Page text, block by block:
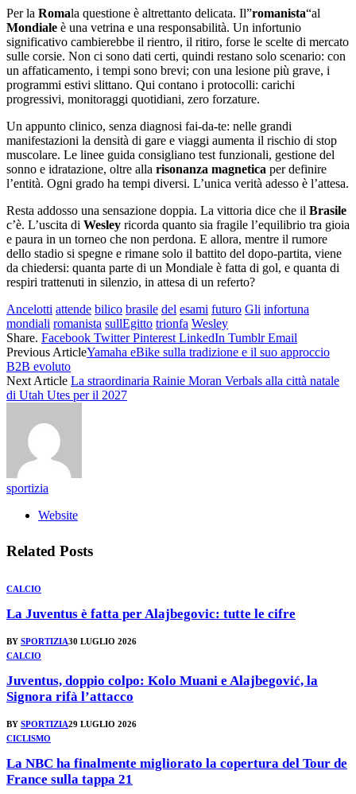
Per la Romala questione è altrettanto delicata. Il”romanista“al
Mondiale è una vetrina e una responsabilità. Un infortunio
significativo cambierebbe il rientro, il ritiro, forse le scelte di mercato
sulle corsie. Non ci sono dati certi, quindi restano solo scenario: con
un affaticamento, i tempi sono brevi; con una lesione più grave, i
programmi estivi slittano. Qui contano i protocolli: carichi
progressivi, monitoraggi quotidiani, zero forzature.
Un appunto clinico, senza diagnosi fai‑da‑te: nelle grandi
manifestazioni la densità di gare e viaggi aumenta il rischio di stop
muscolare. Le linee guida consigliano test funzionali, gestione del
sonno e idratazione, oltre alla risonanza magnetica per definire
l’entità. Ogni grado ha tempi diversi. L’unica verità adesso è l’attesa.
Resta addosso una sensazione doppia. La vittoria dice che il Brasile
c’è. L’uscita di Wesley ricorda quanto sia fragile l’equilibrio tra gioia
e paura in un torneo che non perdona. E allora, mentre il rumore
dello stadio si spegne e rimane solo il battito del dopo-partita, viene
da chiedersi: quanta parte di un Mondiale è fatta di gol, e quanta di
respiri trattenuti in silenzio, in attesa di un referto?
Ancelotti attende bilico brasile del esami futuro Gli infortuna
mondiali romanista sullEgitto trionfa Wesley
Share. Facebook Twitter Pinterest LinkedIn Tumblr Email
Previous ArticleYamaha eBike sulla tradizione e il suo approccio
B2B evoluto
Next Article La straordinaria Rainie Moran Verbals alla città natale
di Utah Utes per il 2027
sportizia
Website
Related Posts
CALCIO
La Juventus è fatta per Alajbegovic: tutte le cifre
BY SPORTIZIA30 LUGLIO 2026
CALCIO
Juventus, doppio colpo: Kolo Muani e Alajbegović, la
Signora rifà l’attacco
BY SPORTIZIA29 LUGLIO 2026
CICLISMO
La NBC ha finalmente migliorato la copertura del Tour de
France sulla tappa 21